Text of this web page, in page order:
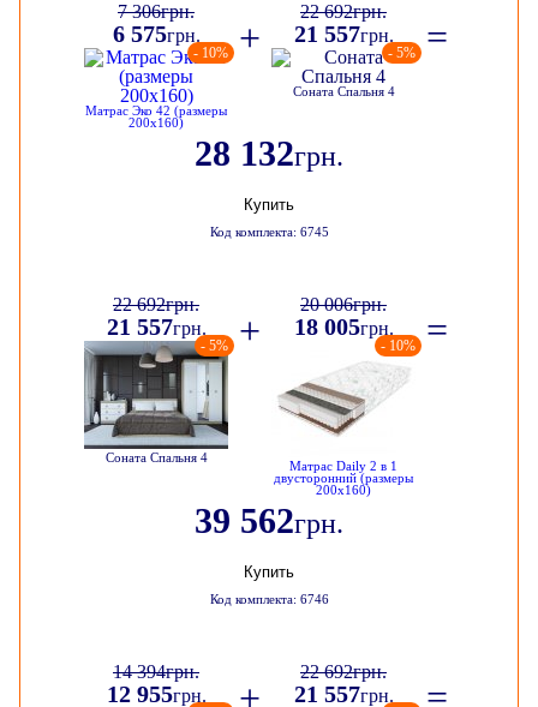
7 306грн.
6 575грн.
- 10%
Матрас Эко 42 (размеры
200х160)
+
22 692грн.
21 557грн.
- 5%
Соната Спальня 4
=
28 132грн.
Купить
Код комплекта: 6745
22 692грн.
21 557грн.
- 5%
Соната Спальня 4
+
20 006грн.
18 005грн.
- 10%
Матрас Daily 2 в 1
двусторонний (размеры
200х160)
=
39 562грн.
Купить
Код комплекта: 6746
14 394грн.
12 955грн. +
22 692грн.
21 557грн. =